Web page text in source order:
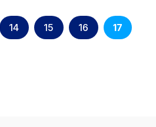
14 15 16 17